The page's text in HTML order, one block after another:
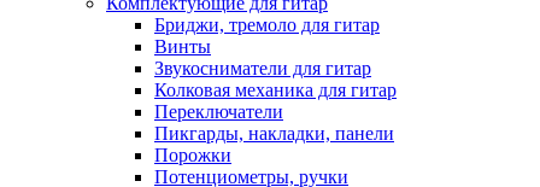
Бриджи, тремоло для гитар
Винты
Звукосниматели для гитар
Колковая механика для гитар
Переключатели
Пикгарды, накладки, панели
Порожки
Потенциометры, ручки